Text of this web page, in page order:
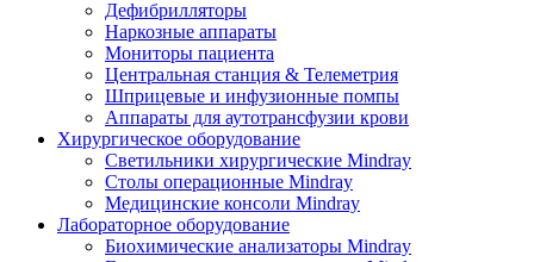
Дефибрилляторы
Наркозные аппараты
Мониторы пациента
Центральная станция & Телеметрия
Шприцевые и инфузионные помпы
Аппараты для аутотрансфузии крови
Хирургическое оборудование
Светильники хирургические Mindray
Столы операционные Mindray
Медицинские консоли Mindray
Лабораторное оборудование
Биохимические анализаторы Mindray